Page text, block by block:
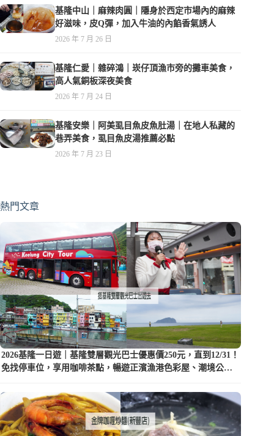
基隆中山｜麻辣肉圓｜隱身於西定市場內的麻辣
好滋味，皮Q彈，加入牛油的內餡香氣誘人
2026 年 7 月 26 日
基隆仁愛｜雜碎鴻｜崁仔頂漁市旁的攤車美食，
高人氣銅板深夜美食
2026 年 7 月 24 日
基隆安樂｜阿美虱目魚皮魚肚湯｜在地人私藏的
巷弄美食，虱目魚皮湯推薦必點
2026 年 7 月 23 日
熱門文章
2026基隆一日遊｜基隆雙層觀光巴士優惠價250元，直到12/31！
免找停車位，享用咖啡茶點，暢遊正濱漁港色彩屋、潮境公園